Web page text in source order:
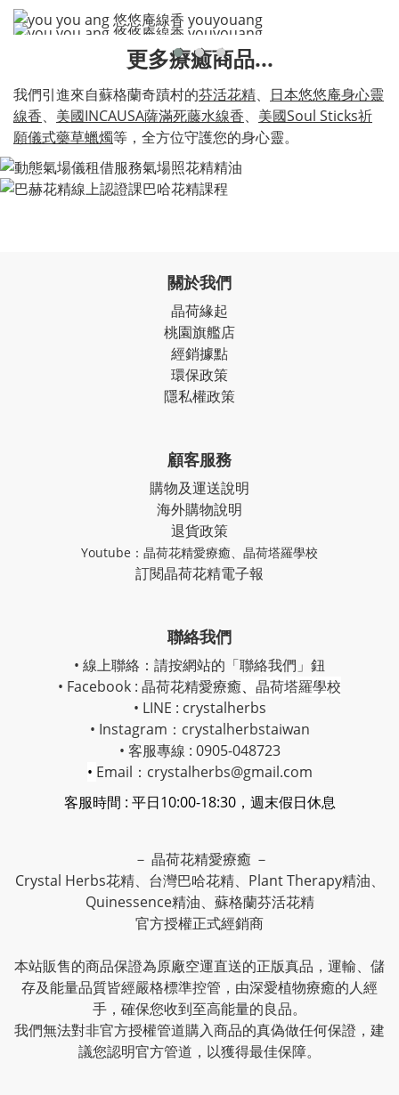
更多療癒商品...
我們引進來自蘇格蘭奇蹟村的芬活花精、 日本悠悠庵身心靈
線香、 美國INCAUSA薩滿死藤水線香、 美國Soul Sticks祈
願儀式藥草蠟燭等，全方位守護您的身心靈。
關於我們
晶荷緣起
桃園旗艦店
經銷據點
環保政策
隱私權政策
顧客服務
購物及運送說明
海外購物說明
退貨政策
Youtube： 晶荷花精愛療癒、 晶荷塔羅學校
訂閱晶荷花精電子報
聯絡我們
• 線上聯絡：請按網站的「聯絡我們」鈕
• Facebook : 晶荷花精愛療癒、 晶荷塔羅學校
• LINE : crystalherbs
• Instagram： crystalherbstaiwan
• 客服專線 : 0905-048723
• Email：crystalherbs@gmail.com
客服時間 : 平日10:00-18:30，週末假日休息
－ 晶荷花精愛療癒 －
Crystal Herbs花精、台灣巴哈花精、Plant Therapy精油、
Quinessence精油、蘇格蘭芬活花精
官方授權正式經銷商
本站販售的商品保證為原廠空運直送的正版真品，運輸、儲
存及能量品質皆經嚴格標準控管，由深愛植物療癒的人經
手，確保您收到至高能量的良品。
我們無法對非官方授權管道購入商品的真偽做任何保證，建
議您認明官方管道，以獲得最佳保障。